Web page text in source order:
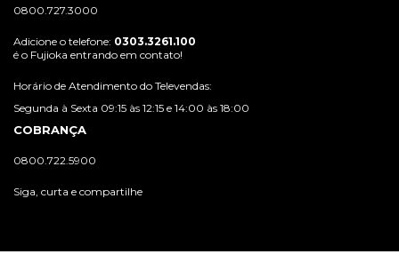
0800.727.3000
Adicione o telefone: 0303.3261.100
é o Fujioka entrando em contato!
Horário de Atendimento do Televendas:
Segunda à Sexta 09:15 às 12:15 e 14:00 às 18:00
COBRANÇA
0800.722.5900
Siga, curta e compartilhe